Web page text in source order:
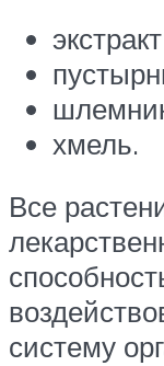
хмель.
Все
систему